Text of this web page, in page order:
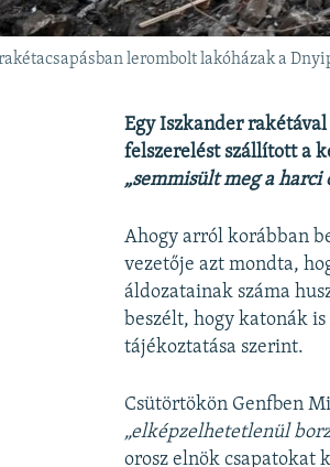
lerombolt lakóházak a
Egy Iszkander
felszerelést szállított a
„semmisült meg a harci
Ahogy arról korábban
vezetője azt mondta,
áldozatainak száma
beszélt, hogy katonák
tájékoztatása szerint.
Csütörtökön Genfben
„elképzelhetetlenül
orosz elnök csapatokat